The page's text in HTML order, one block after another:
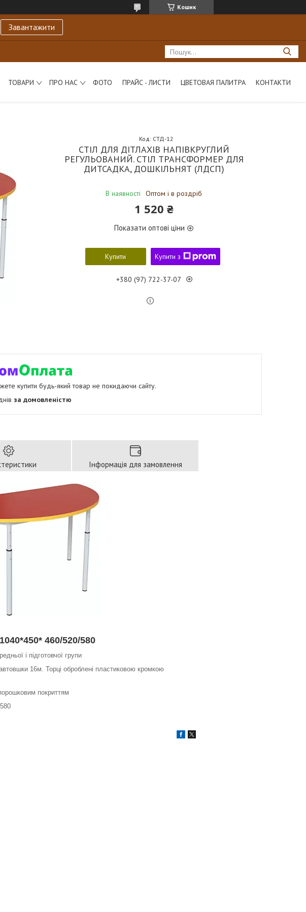
Кошик
Завантажити
ТОВАРИ ПРО НАС ФОТО ПРАЙС - ЛИСТИ ЦВЕТОВАЯ ПАЛИТРА КОНТАКТИ
СТІЛ ДЛЯ ДІТЛАХІВ НАПІВКРУГЛИЙ
РЕГУЛЬОВАНИЙ. СТІЛ ТРАНСФОРМЕР ДЛЯ
ДИТСАДКА, ДОШКІЛЬНЯТ (ЛДСП)
В наявності Оптом і в роздріб
Код: СТД-12
1 520 ₴
Показати оптові ціни
Купити Купити з
+380 (97) 722-37-07
купити будь-який товар не покидаючи сайту.
за домовленістю
Інформація для замовлення
460/520/580
і підготовчої групи
16м. Торці оброблені пластиковою кромкою
покриттям